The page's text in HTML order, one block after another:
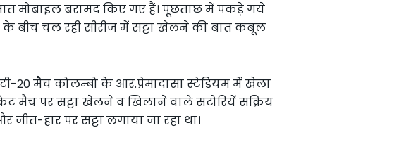
मोबाइल बरामद किए गए हैं। पूछताछ में पकड़े गये
बीच चल रही सीरीज में सट्टा खेलने की बात कबूल
20 मैच कोलम्बो के आर.प्रेमादासा स्टेडियम में खेला
मैच पर सट्टा खेलने व खिलाने वाले सटोरियें सक्रिय
हार पर सट्टा लगाया जा रहा था।